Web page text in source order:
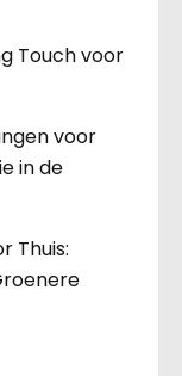
Touch voor
voor
in de
Thuis: